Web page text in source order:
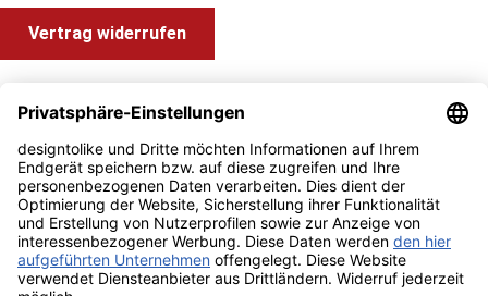
Vertrag widerrufen
Information und Impressum
Zahlung & Versand